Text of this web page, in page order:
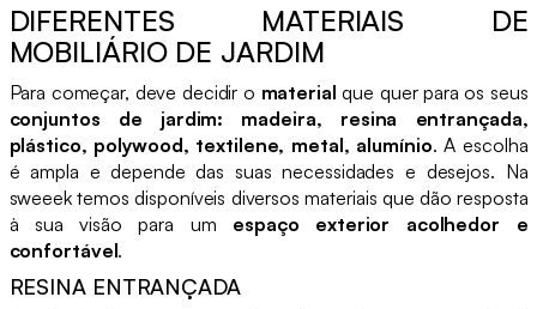
DIFERENTES MATERIAIS DE
MOBILIÁRIO DE JARDIM
Para começar, deve decidir o material que quer para os seus
conjuntos de jardim: madeira, resina entrançada,
plástico, polywood, textilene, metal, alumínio. A escolha
é ampla e depende das suas necessidades e desejos. Na
sweeek temos disponíveis diversos materiais que dão resposta
à sua visão para um espaço exterior acolhedor e
confortável.
RESINA ENTRANÇADA